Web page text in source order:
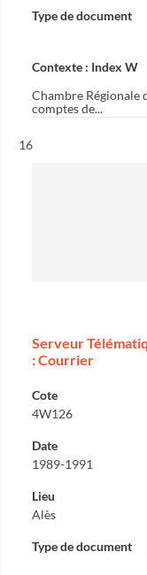
Type de document
Contexte : Index W
Chambre Régionale
comptes de...
Résultat n°
16
Serveur
: Courrier
Cote
4W126
Date
1989-1991
Lieu
Alès
Type de document